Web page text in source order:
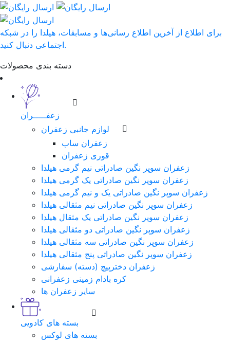
برای اطلاع از آخرین اطلاع رسانی‌ها و مسابقات، هیلدا را در شبکه
اجتماعی دنبال کنید.
دسته بندی محصولات
زعفـــــران
لوازم جانبی زعفران
زعفران ساب
قوری زعفران
زعفران سوپر نگین صادراتی نیم گرمی هیلدا
زعفران سوپر نگین صادراتی یک گرمی هیلدا
زعفران سوپر نگین صادراتی یک و نیم گرمی هیلدا
زعفران سوپر نگین صادراتی نیم مثقالی هیلدا
زعفران سوپر نگین صادراتی یک مثقال هیلدا
زعفران سوپر نگین صادراتی دو مثقالی هیلدا
زعفران سوپر نگین صادراتی سه مثقالی هیلدا
زعفران سوپر نگین صادراتی پنج مثقالی هیلدا
زعفران دخترپیچ (دسته) سفارشی
کره بادام زمینی زعفرانی
سایر زعفران ها
بسته های کادویی
بسته های لوکس